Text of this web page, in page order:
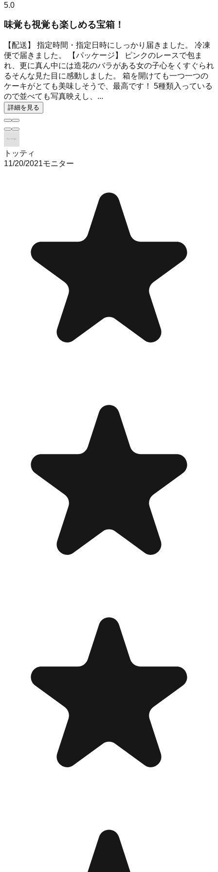
5.0
味覚も視覚も楽しめる宝箱！
【配送】 指定時間・指定日時にしっかり届きました。 冷凍
便で届きました。 【パッケージ】 ピンクのレースで包ま
れ、更に真ん中には造花のバラがある女の子心をくすぐられ
るそんな見た目に感動しました。 箱を開けても一つ一つの
ケーキがとても美味しそうで、最高です！ 5種類入っている
ので並べても写真映えし、...
詳細を見る
トッティ
11/20/2021モニター